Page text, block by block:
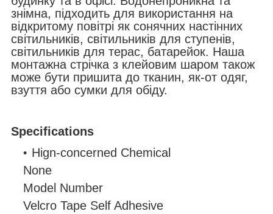
знімна, підходить для використання на
відкритому повітрі як сонячних настінних
світильників, світильників для ступенів,
світильників для терас, батарейок. Наша
монтажна стрічка з клейовим шаром також
може бути пришита до тканин, як-от одяг,
взуття або сумки для обіду.
Specifications
Hign-concerned Chemical
None
Model Number
Velcro Tape Self Adhesive